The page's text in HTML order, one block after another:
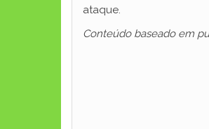
ataque.
Conteúdo baseado em